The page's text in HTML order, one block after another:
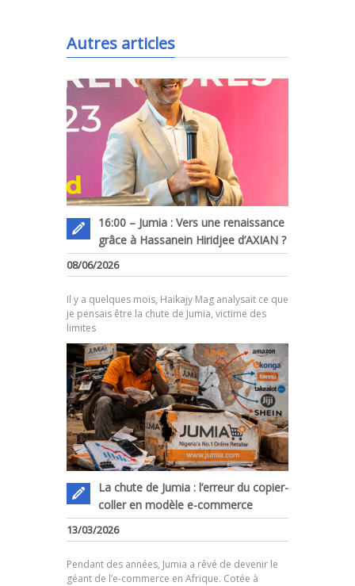
Autres articles
16:00 – Jumia : Vers une renaissance
grâce à Hassanein Hiridjee d’AXIAN ?
08/06/2026
Il y a quelques mois, Haikajy Mag analysait ce que
je pensais être la chute de Jumia, victime des
limites
La chute de Jumia : l’erreur du copier-
coller en modèle e-commerce
13/03/2026
Pendant des années, Jumia a rêvé de devenir le
géant de l’e-commerce en Afrique. Cotée à